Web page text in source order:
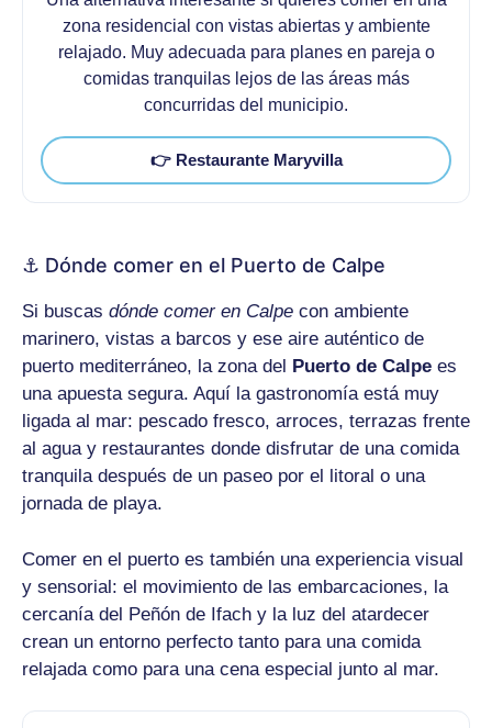
zona residencial con vistas abiertas y ambiente
relajado. Muy adecuada para planes en pareja o
comidas tranquilas lejos de las áreas más
concurridas del municipio.
👉 Restaurante Maryvilla
⚓ Dónde comer en el Puerto de Calpe
Si buscas dónde comer en Calpe con ambiente
marinero, vistas a barcos y ese aire auténtico de
puerto mediterráneo, la zona del
Puerto de Calpe es
una apuesta segura. Aquí la gastronomía está muy
ligada al mar: pescado fresco, arroces, terrazas frente
al agua y restaurantes donde disfrutar de una comida
tranquila después de un paseo por el litoral o una
jornada de playa.
Comer en el puerto es también una experiencia visual
y sensorial: el movimiento de las embarcaciones, la
cercanía del Peñón de Ifach y la luz del atardecer
crean un entorno perfecto tanto para una comida
relajada como para una cena especial junto al mar.